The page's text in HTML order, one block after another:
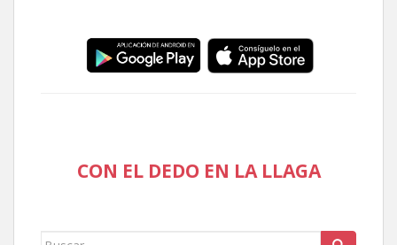
CON EL DEDO EN LA LLAGA
Buscar: